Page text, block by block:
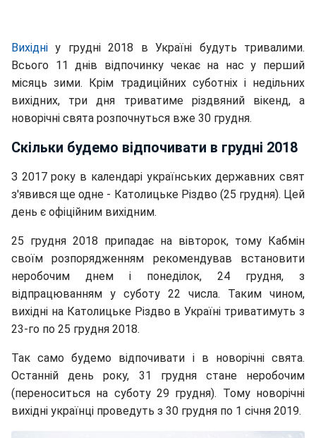
Вихідні у грудні 2018 в Україні будуть тривалими.
Всього 11 днів відпочинку чекає на нас у перший
місяць зими. Крім традиційних суботніх і недільних
вихідних, три дня триватиме різдвяний вікенд, а
новорічні свята розпочнуться вже 30 грудня.
Скільки будемо відпочивати в грудні 2018
З 2017 року в календарі українських державних свят
з'явився ще одне - Католицьке Різдво (25 грудня). Цей
день є офіційним вихідним.
25 грудня 2018 припадає на вівторок, тому Кабмін
своїм розпорядженням рекомендував встановити
неробочим днем ​​і понеділок, 24 грудня, з
відпрацюванням у суботу 22 числа. Таким чином,
вихідні на Католицьке Різдво в Україні триватимуть з
23-го по 25 грудня 2018.
Так само будемо відпочивати і в новорічні свята.
Останній день року, 31 грудня стане неробочим
(переноситься на суботу 29 грудня). Тому новорічні
вихідні українці проведуть з 30 грудня по 1 січня 2019.